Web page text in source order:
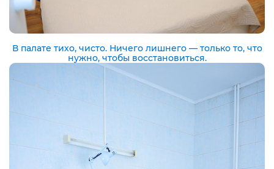
В палате тихо, чисто. Ничего лишнего — только то, что
нужно, чтобы восстановиться.